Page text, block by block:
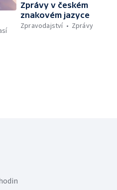
Zprávy v českém
znakovém jazyce
Zpravodajství
Zprávy